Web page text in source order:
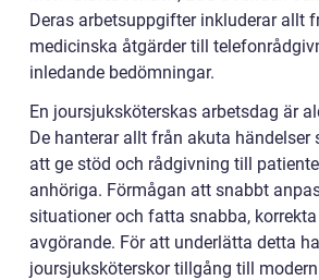
Deras arbetsuppgifter inkluderar allt
medicinska åtgärder till
inledande bedömningar.
En joursjuksköterskas arbetsdag är
De hanterar allt från akuta
att ge stöd och rådgivning till
anhöriga. Förmågan att snabbt
situationer och fatta snabba,
avgörande. För att underlätta detta
joursjuksköterskor tillgång till